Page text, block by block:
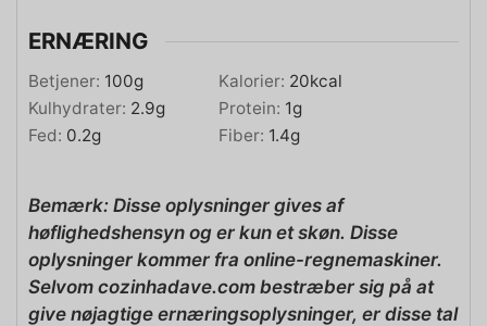
ERNÆRING
Betjener: 100g Kalorier: 20kcal
Kulhydrater: 2.9g Protein: 1g
Fed: 0.2g Fiber: 1.4g
Bemærk: Disse oplysninger gives af
høflighedshensyn og er kun et skøn. Disse
oplysninger kommer fra online-regnemaskiner.
Selvom cozinhadave.com bestræber sig på at
give nøjagtige ernæringsoplysninger, er disse tal